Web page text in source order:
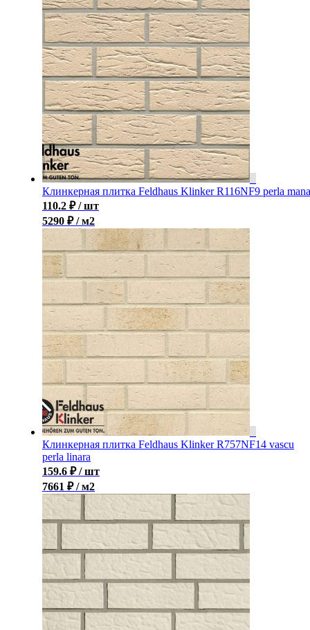
Клинкерная плитка Feldhaus Klinker R116NF9 perla mana
110.2 ₽ / шт
5290 ₽ / м2
Клинкерная плитка Feldhaus Klinker R757NF14 vascu
perla linara
159.6 ₽ / шт
7661 ₽ / м2